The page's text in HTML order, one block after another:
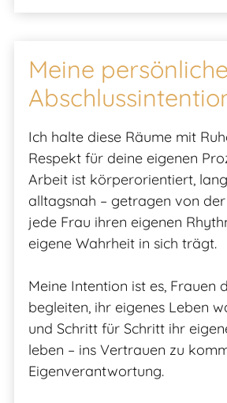
Meine persönliche
Ich halte diese Räume mit
Respekt für deine eigenen
Arbeit ist körperorientiert,
alltagsnah – getragen von
jede Frau ihren eigenen
eigene Wahrheit in sich trägt.
Meine Intention ist es, Frauen
begleiten, ihr eigenes Leben
und Schritt für Schritt ihr
leben – ins Vertrauen zu
Eigenverantwortung.